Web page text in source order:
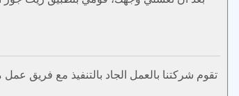
تقوم شركتنا بالعمل الجاد بالتنفيذ مع فريق